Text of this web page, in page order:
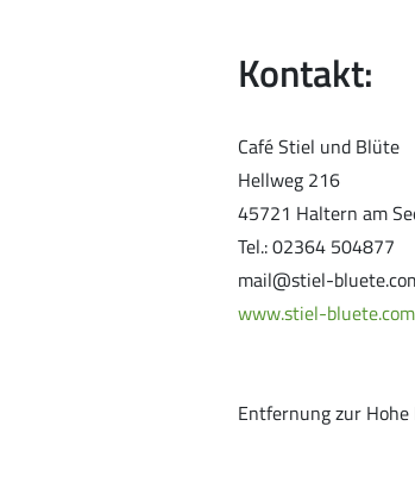
Kontakt:
Café Stiel und Blüte
Hellweg 216
45721 Haltern am
Tel.: 02364 504877
mail@stiel-
www.stiel-bluete.com
Entfernung zur